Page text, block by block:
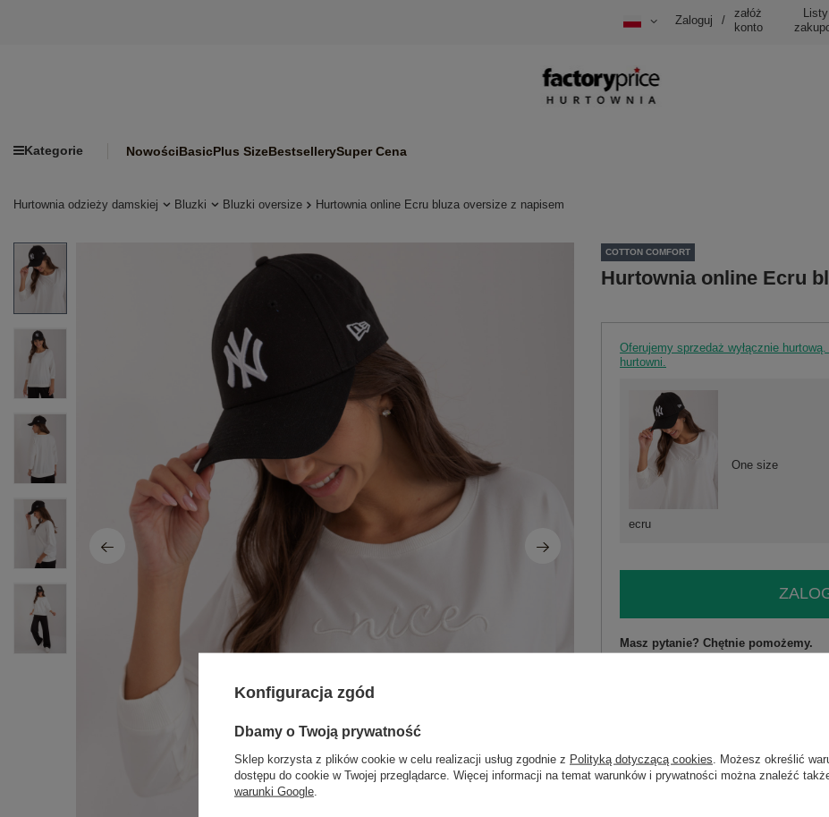
Zaloguj /
załóż
konto
Listy
Kategorie NowościBasicPlus SizeBestsellerySuper Cena
Hurtownia odzieży damskiej Bluzki Bluzki oversize Hurtownia online Ecru bluza oversize z napisem
COTTON COMFORT
Hurtownia online Ecru
Oferujemy sprzedaż wyłącznie
hurtowni.
ecru
One size
Masz pytanie? Chętnie pomożemy.
Kod produktu
RV-BZ-9519.22
Konfiguracja zgód
Dbamy o Twoją prywatność
Sklep korzysta z plików cookie w celu realizacji usług zgodnie z Polityką dotyczącą cookies . Możesz określić
dostępu do cookie w Twojej przeglądarce. Więcej informacji na temat warunków i prywatności można znaleźć
warunki Google